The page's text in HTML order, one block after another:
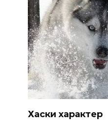
Хаски характер